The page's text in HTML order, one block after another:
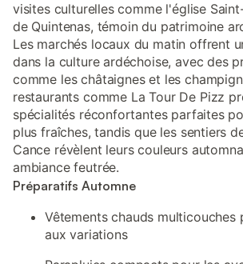
visites culturelles comme l'église
de Quintenas, témoin du patrimoine
Les marchés locaux du matin offrent
dans la culture ardéchoise, avec des
comme les châtaignes et les
restaurants comme La Tour De Pizz
spécialités réconfortantes parfaites
plus fraîches, tandis que les sentiers
Cance révèlent leurs couleurs
ambiance feutrée.
Préparatifs Automne
Vêtements chauds multicouches
aux variations